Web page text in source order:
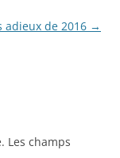
adieux de 2016 →
Les champs